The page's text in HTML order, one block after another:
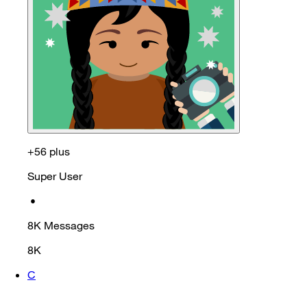
+56 plus
Super User
•
8K Messages
8K
C